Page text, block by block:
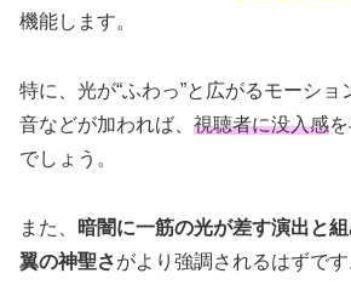
機能します。
特に、光が“ふわっ”と広がるモーシ
音などが加われば、 視聴者に没入感
でしょう。
また、
暗闇に一筋の光が差す演出と組
翼の神聖さがより強調されるはずです